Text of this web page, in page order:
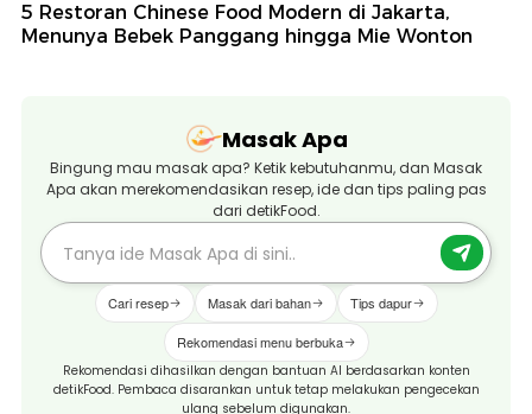
5 Restoran Chinese Food Modern di Jakarta,
Menunya Bebek Panggang hingga Mie Wonton
Masak Apa
Bingung mau masak apa? Ketik kebutuhanmu, dan Masak
Apa akan merekomendasikan resep, ide dan tips paling pas
dari detikFood.
Cari resep Masak dari bahan Tips dapur
Rekomendasi menu berbuka
Rekomendasi dihasilkan dengan bantuan AI berdasarkan konten
detikFood. Pembaca disarankan untuk tetap melakukan pengecekan
ulang sebelum digunakan.